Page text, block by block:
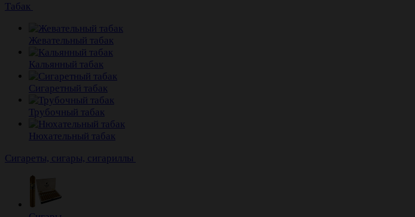
Табак
Жевательный табак
Кальянный табак
Сигаретный табак
Трубочный табак
Нюхательный табак
Cигареты, сигары, сигариллы